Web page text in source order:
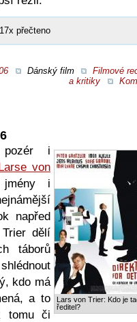
přečteno
Dánský film
Filmové
a kritiky
Lars von Trier: Kdo je
ředitel?
pozér i
von
i
napřed
dělí
táborů
kdo má
a to
tomu či